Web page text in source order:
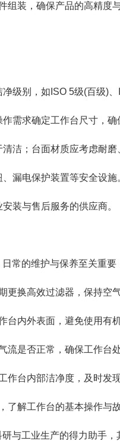
装，确保产品的高精度与
别，如ISO 5级(百级)、
求确定工作台尺寸，确
；台面材质应考虑耐磨
电保护装置等安全设施
装与售后服务的供应商。
的维护与保养至关重要
换高效过滤器，保持空气
内外表面，避免使用有机
是否正常，确保工作台处
台内部洁净度，及时发现
解工作台的基本操作与故
工业生产的得力助手，